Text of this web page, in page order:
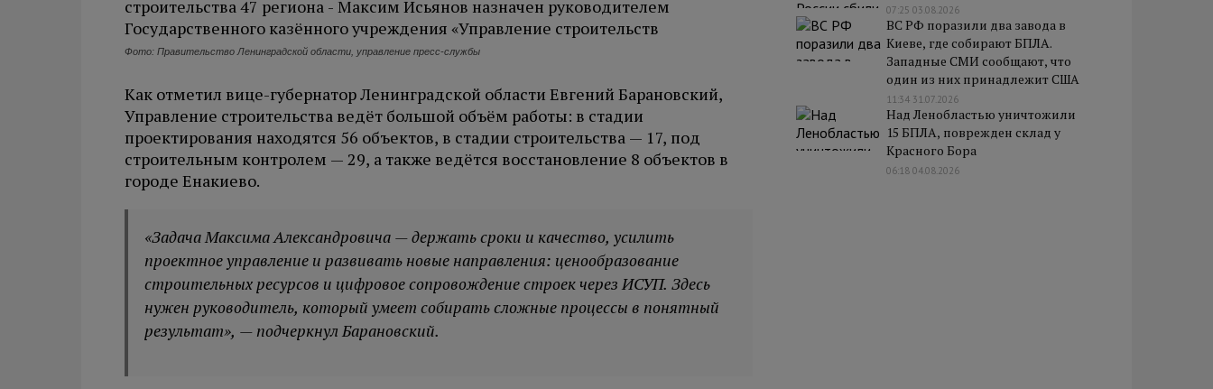
Фото: Правительство Ленинградской области, управление пресс-службы
Как отметил вице-губернатор Ленинградской области Евгений Барановский,
Управление строительства ведёт большой объём работы: в стадии
проектирования находятся 56 объектов, в стадии строительства — 17, под
строительным контролем — 29, а также ведётся восстановление 8 объектов в
городе Енакиево.
«Задача Максима Александровича — держать сроки и качество, усилить
проектное управление и развивать новые направления: ценообразование
строительных ресурсов и цифровое сопровождение строек через ИСУП. Здесь
нужен руководитель, который умеет собирать сложные процессы в понятный
результат», — подчеркнул Барановский.
07:25 03.08.2026
ВС РФ поразили два завода в
Киеве, где собирают БПЛА.
Западные СМИ сообщают, что
один из них принадлежит США
11:34 31.07.2026
Над Ленобластью уничтожили
15 БПЛА, поврежден склад у
Красного Бора
06:18 04.08.2026